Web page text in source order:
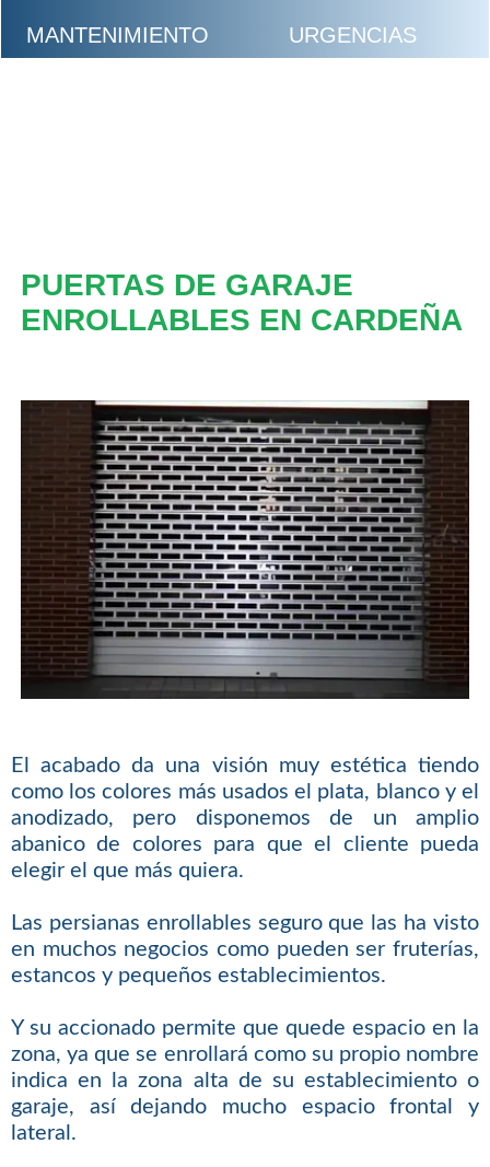
MANTENIMIENTO
URGENCIAS
PUERTAS DE GARAJE
ENROLLABLES EN CARDEÑA
El acabado da una visión muy estética tiendo
como los colores más usados el plata, blanco y el
anodizado, pero disponemos de un amplio
abanico de colores para que el cliente pueda
elegir el que más quiera.
Las persianas enrollables seguro que las ha visto
en muchos negocios como pueden ser fruterías,
estancos y pequeños establecimientos.
Y su accionado permite que quede espacio en la
zona, ya que se enrollará como su propio nombre
indica en la zona alta de su establecimiento o
garaje, así dejando mucho espacio frontal y
lateral.